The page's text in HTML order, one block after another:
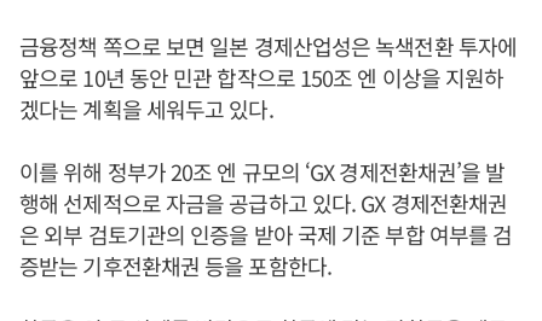
금융정책 쪽으로 보면 일본 경제산업성은 녹색전환 투자에
앞으로 10년 동안 민관 합작으로 150조 엔 이상을 지원하
겠다는 계획을 세워두고 있다.
이를 위해 정부가 20조 엔 규모의 ‘GX 경제전환채권’을 발
행해 선제적으로 자금을 공급하고 있다. GX 경제전환채권
은 외부 검토기관의 인증을 받아 국제 기준 부합 여부를 검
증받는 기후전환채권 등을 포함한다.